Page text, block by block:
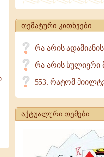
ჩვენ
ვშორდებით
მას...
თემატური კითხვები
რა არის
რა არის სულიერი
553. რატომ
აქტუალური თემები